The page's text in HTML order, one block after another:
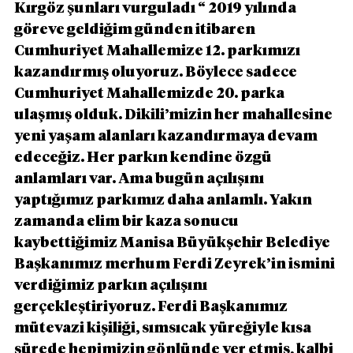
Kırgöz şunları vurguladı “ 2019 yılında
göreve geldiğim günden itibaren
Cumhuriyet Mahallemize 12. parkımızı
kazandırmış oluyoruz. Böylece sadece
Cumhuriyet Mahallemizde 20. parka
ulaşmış olduk. Dikili’mizin her mahallesine
yeni yaşam alanları kazandırmaya devam
edeceğiz. Her parkın kendine özgü
anlamları var. Ama bugün açılışını
yaptığımız parkımız daha anlamlı. Yakın
zamanda elim bir kaza sonucu
kaybettiğimiz Manisa Büyükşehir Belediye
Başkanımız merhum Ferdi Zeyrek’in ismini
verdiğimiz parkın açılışını
gerçekleştiriyoruz. Ferdi Başkanımız
mütevazi kişiliği, sımsıcak yüreğiyle kısa
sürede hepimizin gönlünde yer etmiş, kalbi